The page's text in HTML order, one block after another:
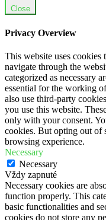
Close
Privacy Overview
This website uses
navigate through the
categorized as necessary
essential for the working
also use third-party
you use this website.
only with your consent.
cookies. But opting out of
browsing experience.
Necessary
Necessary
Vždy zapnuté
Necessary cookies are
function properly. This
basic functionalities and
cookies do not store any